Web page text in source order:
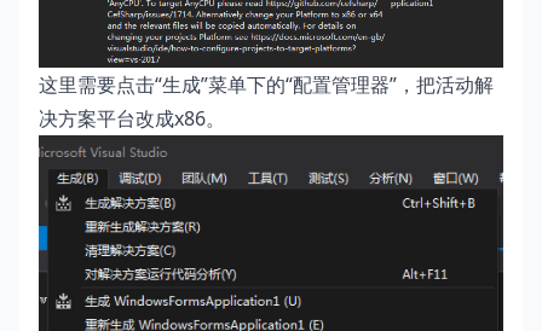
这里需要点击“生成”菜单下的“配置管理器”，把活动解
决方案平台改成x86。